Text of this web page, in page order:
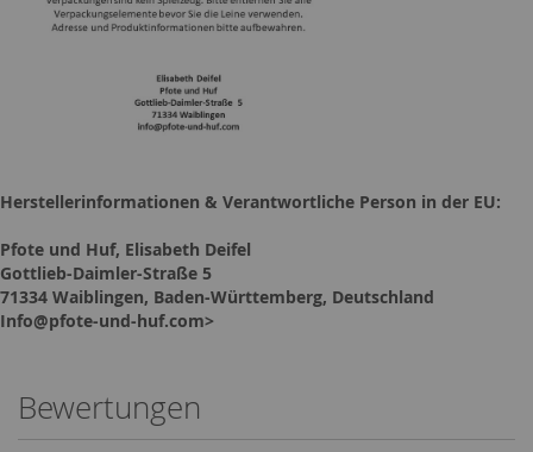
Herstellerinformationen & Verantwortliche Person in der EU:
Pfote und Huf, Elisabeth Deifel
Gottlieb-Daimler-Straße 5
71334 Waiblingen, Baden-Württemberg, Deutschland
Info@pfote-und-huf.com>
Bewertungen